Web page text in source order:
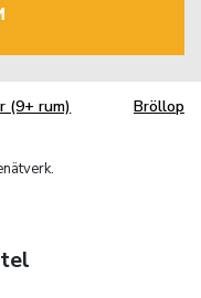
(9+ rum) Bröllop